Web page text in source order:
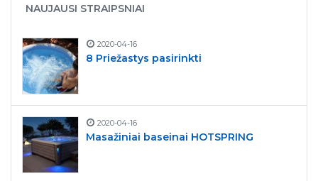
NAUJAUSI STRAIPSNIAI
2020-04-16
8 Priežastys pasirinkti
2020-04-16
Masažiniai baseinai HOTSPRING